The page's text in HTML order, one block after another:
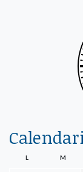
L M